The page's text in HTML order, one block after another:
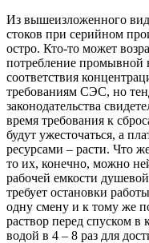
Из вышеизложенного
стоков при серийном
остро. Кто-то может
потребление промывной
соответствия
требованиям СЭС, но
законодательства
время требования к
будут ужесточаться, а
ресурсами – расти. Что
то их, конечно, можно
рабочей емкости
требует остановки
одну смену и к тому же
раствор перед спуском в
водой в 4 – 8 раз для